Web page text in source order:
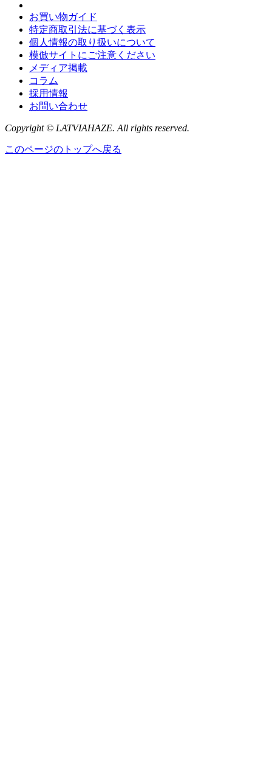
お買い物ガイド
特定商取引法に基づく表示
個人情報の取り扱いについて
模倣サイトにご注意ください
メディア掲載
コラム
採用情報
お問い合わせ
Copyright © LATVIAHAZE. All rights reserved.
このページのトップへ戻る